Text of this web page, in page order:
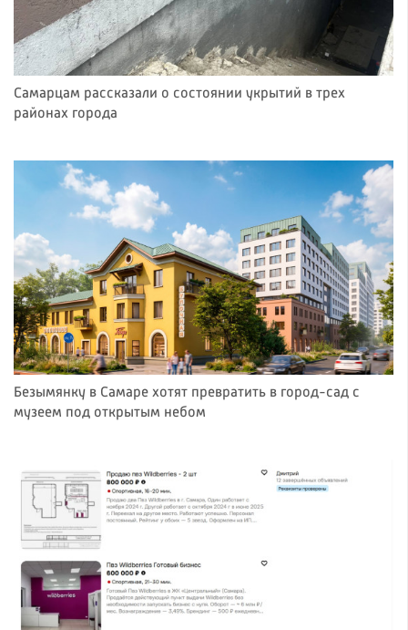
Самарцам рассказали о состоянии укрытий в трех
районах города
Безымянку в Самаре хотят превратить в город-сад с
музеем под открытым небом